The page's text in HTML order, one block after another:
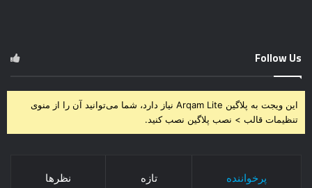
Follow Us
این ویجت به پلاگین Arqam Lite نیاز دارد، شما می‌توانید آن را از منوی
تنظیمات قالب > نصب پلاگین نصب کنید.
پرخواننده تازه نظرها